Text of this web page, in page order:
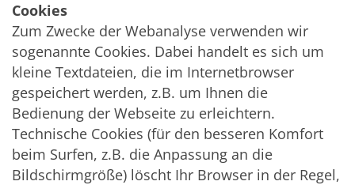
Cookies
Zum Zwecke der Webanalyse verwenden wir
sogenannte Cookies. Dabei handelt es sich um
kleine Textdateien, die im Internetbrowser
gespeichert werden, z.B. um Ihnen die
Bedienung der Webseite zu erleichtern.
Technische Cookies (für den besseren Komfort
beim Surfen, z.B. die Anpassung an die
Bildschirmgröße) löscht Ihr Browser in der Regel,